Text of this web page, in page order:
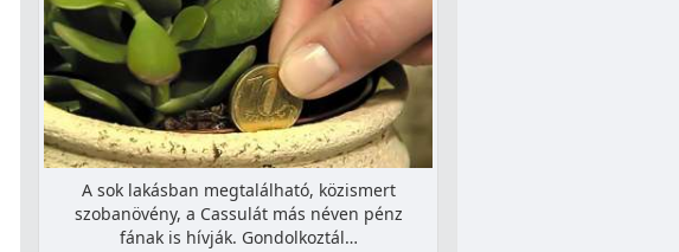
A sok lakásban megtalálható, közismert
szobanövény, a Cassulát más néven pénz
fának is hívják. Gondolkoztál…